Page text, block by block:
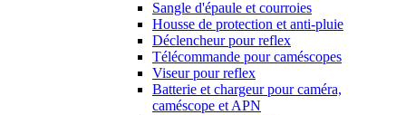
Sangle d'épaule et courroies
Housse de protection et anti-pluie
Déclencheur pour reflex
Télécommande pour caméscopes
Viseur pour reflex
Batterie et chargeur pour caméra,
caméscope et APN